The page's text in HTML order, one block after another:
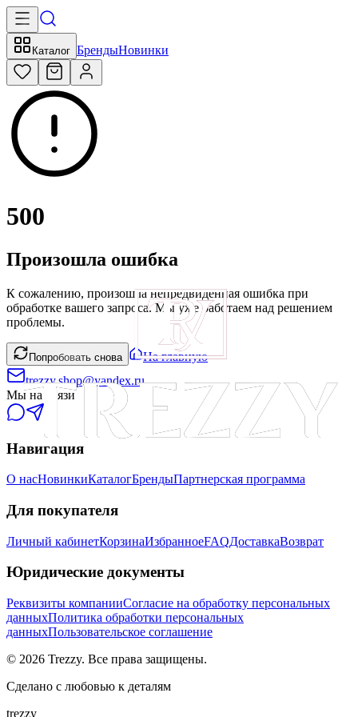
Каталог БрендыНовинки
500
Произошла ошибка
К сожалению, произошла непредвиденная ошибка при
обработке вашего запроса. Мы уже работаем над решением
проблемы.
Попробовать снова
На главную
trezzy.shop@yandex.ru
Мы на связи
Навигация
О насНовинкиКаталогБрендыПартнерская программа
Для покупателя
Личный кабинетКорзинаИзбранноеFAQДоставкаВозврат
Юридические документы
Реквизиты компанииСогласие на обработку персональных
данныхПолитика обработки персональных
данныхПользовательское соглашение
© 2026 Trezzy. Все права защищены.
Сделано с любовью к деталям
trezzy